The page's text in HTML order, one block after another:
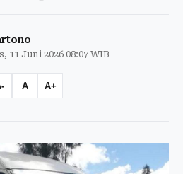
11 Juni 2026 08:07 WIB
A A+